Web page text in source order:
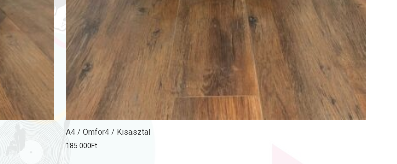
A4 / Omfor4 / Kisasztal
185 000Ft